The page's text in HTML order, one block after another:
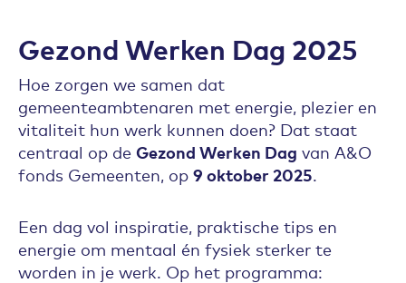
Gezond Werken Dag 2025
Hoe zorgen we samen dat
gemeenteambtenaren met energie, plezier en
vitaliteit hun werk kunnen doen? Dat staat
centraal op de Gezond Werken Dag van A&O
fonds Gemeenten, op 9 oktober 2025
Een dag vol inspiratie, praktische tips en
energie om mentaal én fysiek sterker te
worden in je werk. Op het programma: